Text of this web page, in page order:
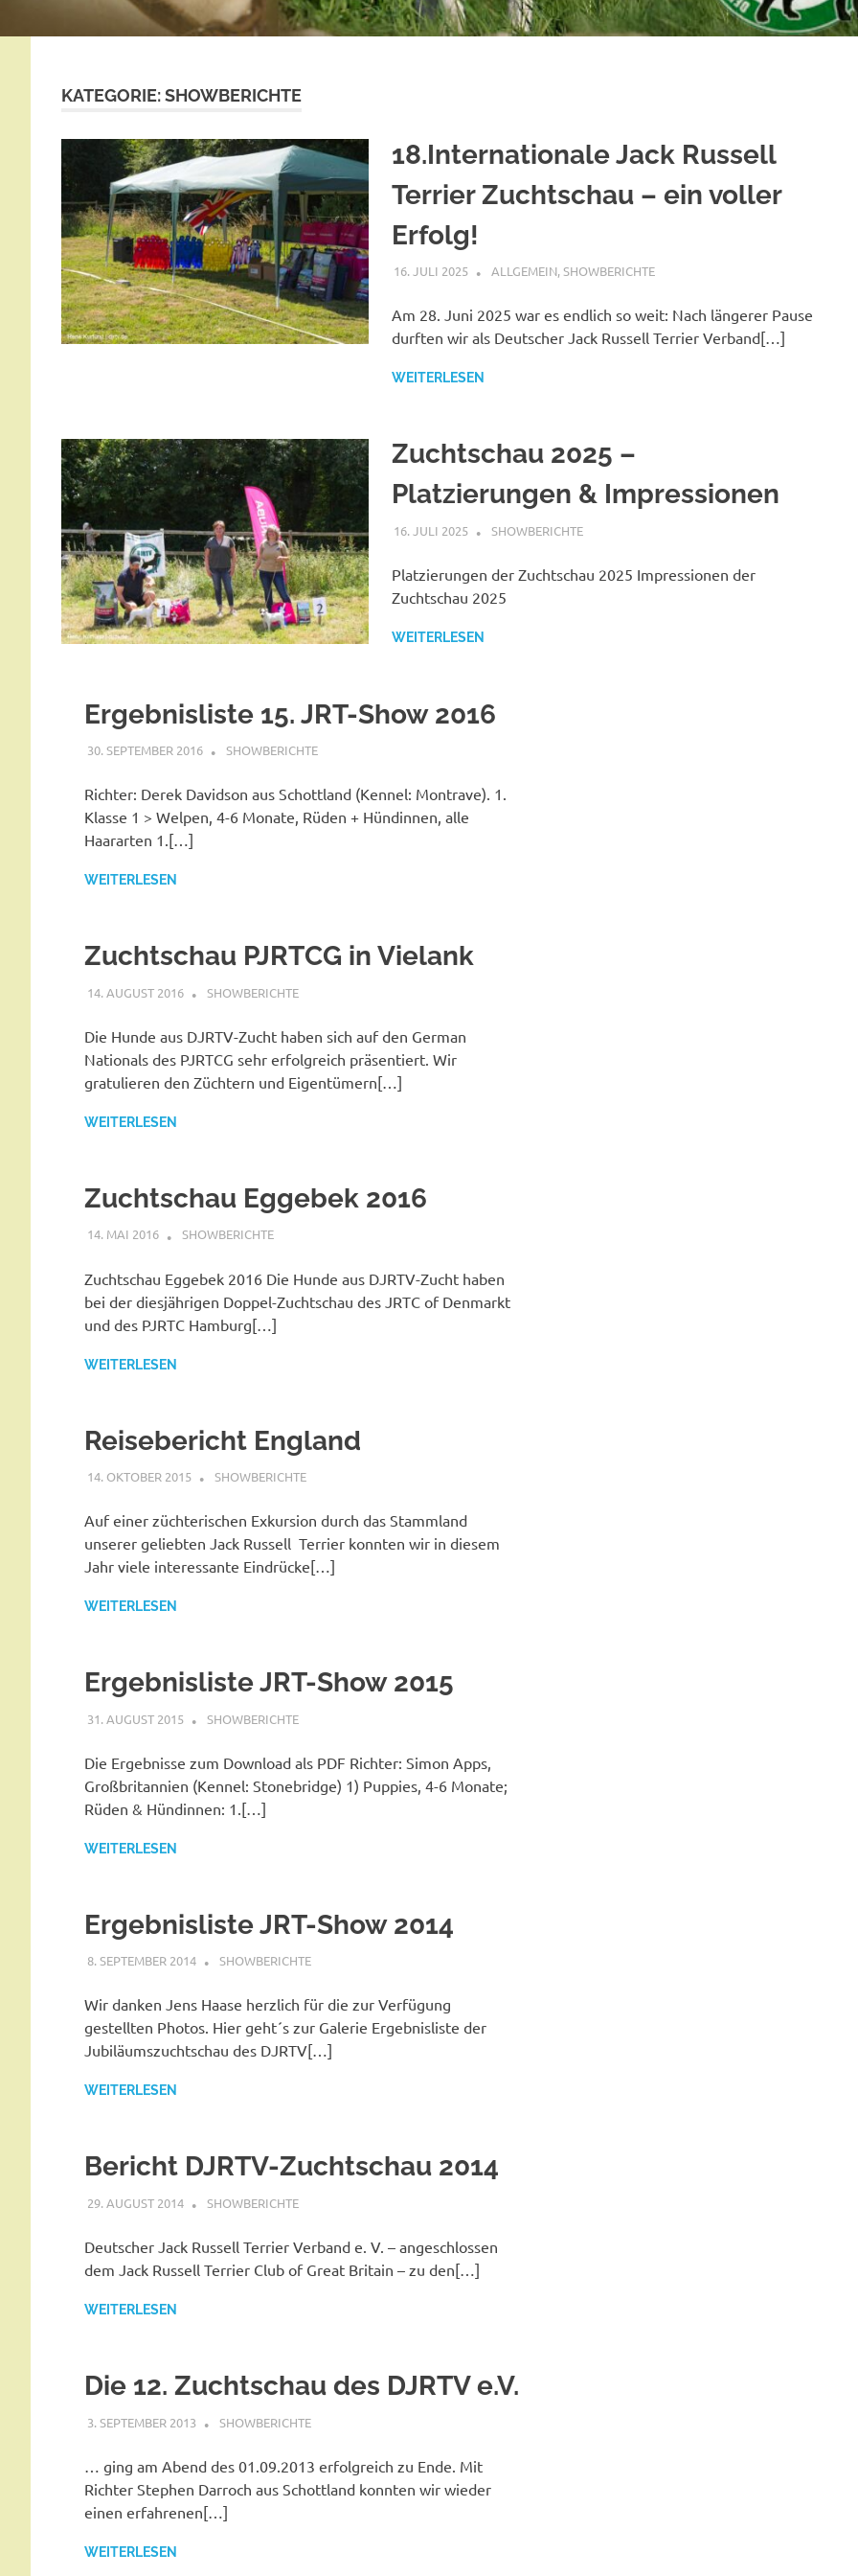
KATEGORIE:SHOWBERICHTE
18.⁠⁠Internationale Jack Russell
Terrier Zuchtschau – ein voller
Erfolg!
16. JULI 2025 ALLGEMEIN,SHOWBERICHTE
Am 28. Juni 2025 war es endlich so weit: Nach längerer Pause
durften wir als Deutscher Jack Russell Terrier Verband[…]
WEITERLESEN
Zuchtschau 2025 –
Platzierungen & Impressionen
16. JULI 2025 SHOWBERICHTE
Platzierungen der Zuchtschau 2025 Impressionen der
Zuchtschau 2025
WEITERLESEN
Ergebnisliste 15. JRT-Show 2016
30. SEPTEMBER 2016 SHOWBERICHTE
Richter: Derek Davidson aus Schottland (Kennel: Montrave). 1.
Klasse 1 > Welpen, 4-6 Monate, Rüden + Hündinnen, alle
Haararten 1.[…]
WEITERLESEN
Zuchtschau PJRTCG in Vielank
14. AUGUST 2016 SHOWBERICHTE
Die Hunde aus DJRTV-Zucht haben sich auf den German
Nationals des PJRTCG sehr erfolgreich präsentiert. Wir
gratulieren den Züchtern und Eigentümern[…]
WEITERLESEN
Zuchtschau Eggebek 2016
14. MAI 2016 SHOWBERICHTE
Zuchtschau Eggebek 2016 Die Hunde aus DJRTV-Zucht haben
bei der diesjährigen Doppel-Zuchtschau des JRTC of Denmarkt
und des PJRTC Hamburg[…]
WEITERLESEN
Reisebericht England
14. OKTOBER 2015 SHOWBERICHTE
Auf einer züchterischen Exkursion durch das Stammland
unserer geliebten Jack Russell Terrier konnten wir in diesem
Jahr viele interessante Eindrücke[…]
WEITERLESEN
Ergebnisliste JRT-Show 2015
31. AUGUST 2015 SHOWBERICHTE
Die Ergebnisse zum Download als PDF Richter: Simon Apps,
Großbritannien (Kennel: Stonebridge) 1) Puppies, 4-6 Monate;
Rüden & Hündinnen: 1.[…]
WEITERLESEN
Ergebnisliste JRT-Show 2014
8. SEPTEMBER 2014 SHOWBERICHTE
Wir danken Jens Haase herzlich für die zur Verfügung
gestellten Photos. Hier geht´s zur Galerie Ergebnisliste der
Jubiläumszuchtschau des DJRTV[…]
WEITERLESEN
Bericht DJRTV-Zuchtschau 2014
29. AUGUST 2014 SHOWBERICHTE
Deutscher Jack Russell Terrier Verband e. V. – angeschlossen
dem Jack Russell Terrier Club of Great Britain – zu den[…]
WEITERLESEN
Die 12. Zuchtschau des DJRTV e.V.
3. SEPTEMBER 2013 SHOWBERICHTE
… ging am Abend des 01.09.2013 erfolgreich zu Ende. Mit
Richter Stephen Darroch aus Schottland konnten wir wieder
einen erfahrenen[…]
WEITERLESEN